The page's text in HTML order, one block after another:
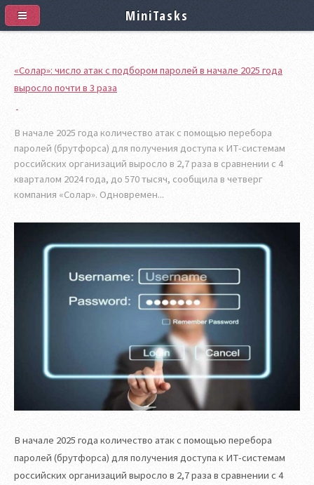
«Солар»: число атак c подбором паролей в начале 2025 года
выросло почти в 3 раза
В начале 2025 года количество атак с помощью перебора
паролей (брутфорса) для получения доступа к ИТ-системам
российских организаций выросло в 2,7 раза в сравнении с 4
кварталом 2024 года, до 570 тысяч, сообщила в четверг
компания «Солар». Одновремен...
В начале 2025 года количество атак с помощью перебора
паролей (брутфорса) для получения доступа к ИТ-системам
российских организаций выросло в 2,7 раза в сравнении с 4
MiniTasks